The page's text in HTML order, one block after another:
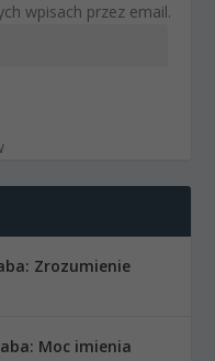
wpisach przez email.
Zrozumienie
Moc imienia